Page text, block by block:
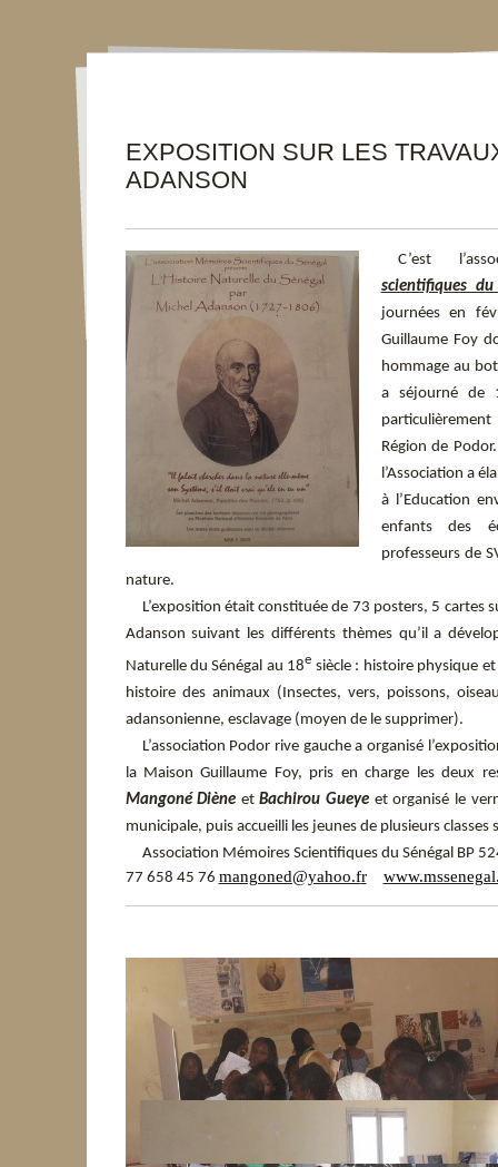
EXPOSITION SUR LES
ADANSON
C’est
scientifiques du
journées en
Guillaume Foy
hommage au
a séjourné de
Région de Podor.
l’Association a
à l’Education
enfants des
professeurs de
nature.
L’exposition était constituée de 73 posters, 5 cartes
Adanson suivant les différents thèmes qu’il a
Naturelle du Sénégal au 18e siècle : histoire physique
histoire des animaux (Insectes, vers, poissons,
adansonienne, esclavage (moyen de le supprimer).
L’association Podor rive gauche a organisé
la Maison Guillaume Foy, pris en charge les deux
Mangoné Diène etBachirou Gueye et organisé l e
municipale, puis accueilli les jeunes de plusieurs classes
Association Mémoires Scientifiques du Sénégal BP
77 658 45 76 mangoned@yahoo.fr